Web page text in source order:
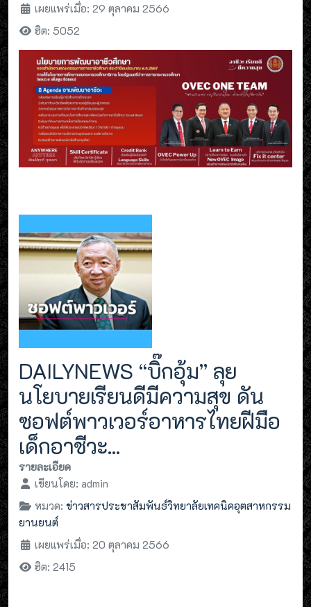
เผยแพร่เมื่อ: 29 ตุลาคม 2566
ฮิต: 5052
DAILYNEWS “บิ๊กอุ้ม” ลุย
นโยบายเรียนดีมีความสุข ดัน
ซอฟต์พาวเวอร์อาหารไทยฝีมือ
เด็กอาชีวะ...
รายละเอียด
เขียนโดย: admin
หมวด: ข่าวสารประชาสัมพันธ์วิทยาลัยเทคนิคอุตสาหกรรม
ยานยนต์
เผยแพร่เมื่อ: 20 ตุลาคม 2566
ฮิต: 2415